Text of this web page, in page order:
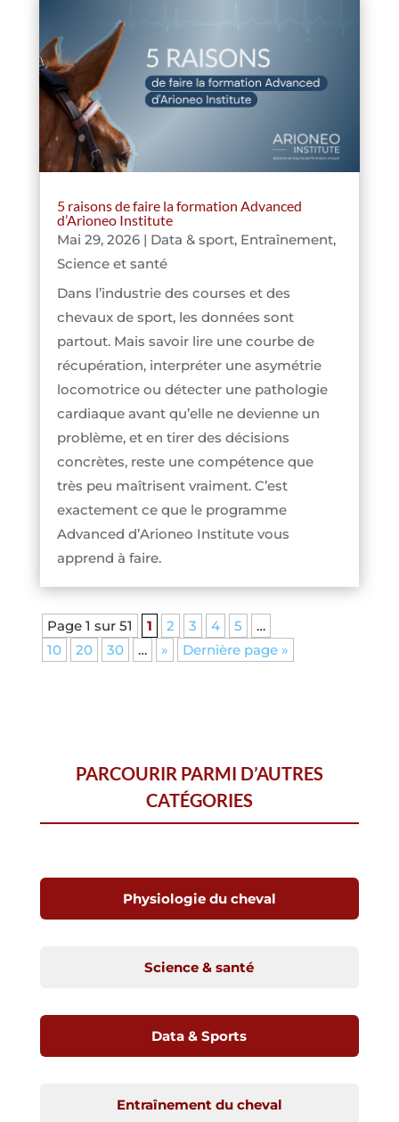
5 raisons de faire la formation Advanced
d’Arioneo Institute
Mai 29, 2026| Data & sport, Entraînement,
Science et santé
Dans l’industrie des courses et des
chevaux de sport, les données sont
partout. Mais savoir lire une courbe de
récupération, interpréter une asymétrie
locomotrice ou détecter une pathologie
cardiaque avant qu’elle ne devienne un
problème, et en tirer des décisions
concrètes, reste une compétence que
très peu maîtrisent vraiment. C’est
exactement ce que le programme
Advanced d’Arioneo Institute vous
apprend à faire.
Page 1 sur 51 1 2 3 4 5
…
10
20 30 … » Dernière page »
PARCOURIR PARMI D’AUTRES
CATÉGORIES
Physiologie du cheval
Science & santé
Data & Sports
Entraînement du cheval